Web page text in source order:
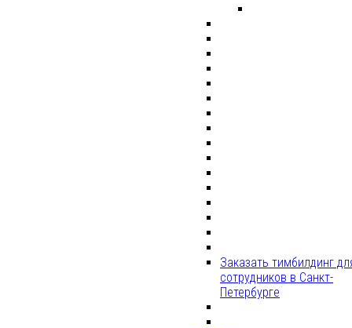
Заказать тимбилдинг
сотрудников в Санкт-
Петербурге